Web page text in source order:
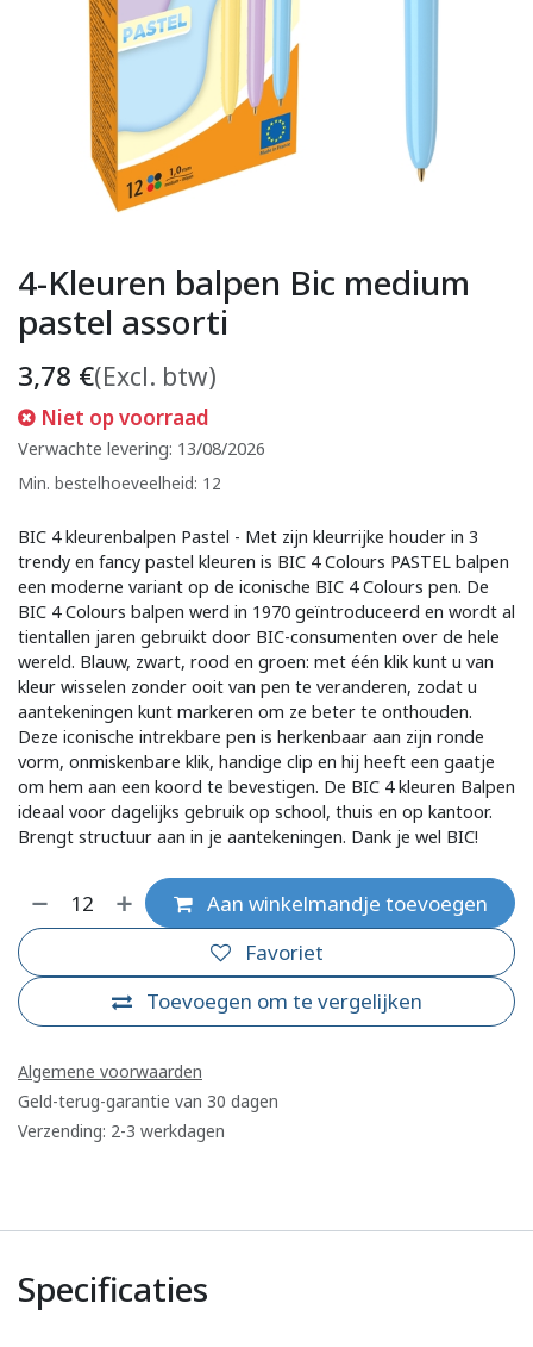
4-Kleuren balpen Bic medium
pastel assorti
3,78 €(Excl. btw)
Niet op voorraad
Verwachte levering: 13/08/2026
Min. bestelhoeveelheid: 12
BIC 4 kleurenbalpen Pastel - Met zijn kleurrijke houder in 3
trendy en fancy pastel kleuren is BIC 4 Colours PASTEL balpen
een moderne variant op de iconische BIC 4 Colours pen. De
BIC 4 Colours balpen werd in 1970 geïntroduceerd en wordt al
tientallen jaren gebruikt door BIC-consumenten over de hele
wereld. Blauw, zwart, rood en groen: met één klik kunt u van
kleur wisselen zonder ooit van pen te veranderen, zodat u
aantekeningen kunt markeren om ze beter te onthouden.
Deze iconische intrekbare pen is herkenbaar aan zijn ronde
vorm, onmiskenbare klik, handige clip en hij heeft een gaatje
om hem aan een koord te bevestigen. De BIC 4 kleuren Balpen
ideaal voor dagelijks gebruik op school, thuis en op kantoor.
Brengt structuur aan in je aantekeningen. Dank je wel BIC!
Aan winkelmandje toevoegen
Toevoegen om te vergelijken
Favoriet
Algemene voorwaarden
Geld-terug-garantie van 30 dagen
Verzending: 2-3 werkdagen
Specificaties